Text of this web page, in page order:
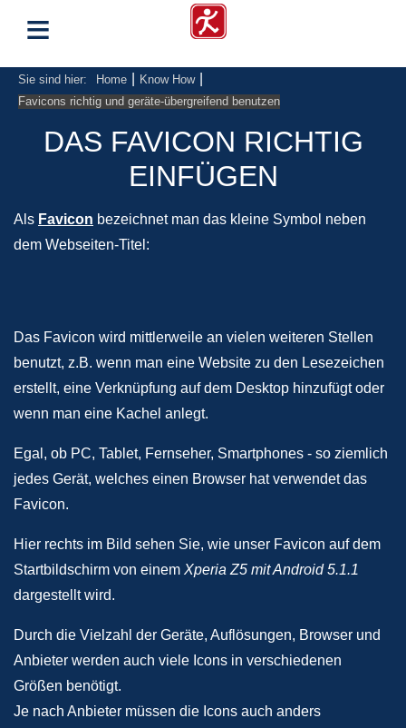
≡
Sie sind hier: Home Know How
Favicons richtig und geräte-übergreifend benutzen
DAS FAVICON RICHTIG
EINFÜGEN
Als Favicon bezeichnet man das kleine Symbol neben
dem Webseiten-Titel:
Das Favicon wird mittlerweile an vielen weiteren Stellen
benutzt, z.B. wenn man eine Website zu den Lesezeichen
erstellt, eine Verknüpfung auf dem Desktop hinzufügt oder
wenn man eine Kachel anlegt.
Egal, ob PC, Tablet, Fernseher, Smartphones - so ziemlich
jedes Gerät, welches einen Browser hat verwendet das
Favicon.
Hier rechts im Bild sehen Sie, wie unser Favicon auf dem
Startbildschirm von einem Xperia Z5 mit Android 5.1.1
dargestellt wird.
Durch die Vielzahl der Geräte, Auflösungen, Browser und
Anbieter werden auch viele Icons in verschiedenen
Größen benötigt.
Je nach Anbieter müssen die Icons auch anders